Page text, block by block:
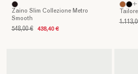
Zaino Slim Collezione Metro
Smooth
548,00 € 438,40 €
+